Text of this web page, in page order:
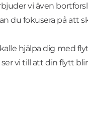
vi även
du fokusera på att
hjälpa dig med
ser vi till att din flytt